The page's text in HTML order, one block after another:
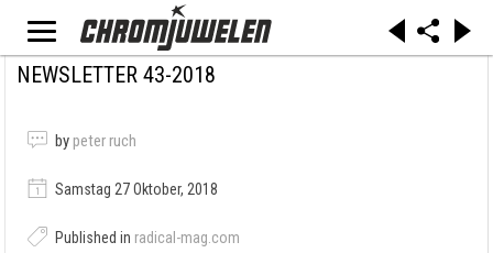
NEWSLETTER 43-2018
by peter ruch
Samstag 27 Oktober, 2018
Published in radical-mag.com